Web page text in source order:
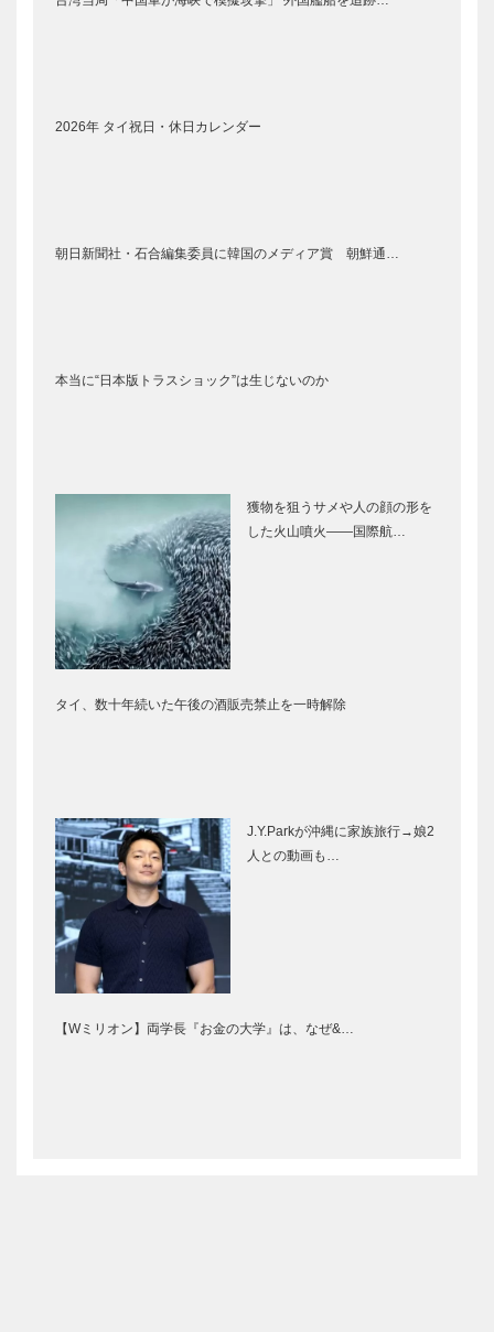
2026年 タイ祝日・休日カレンダー
朝日新聞社・石合編集委員に韓国のメディア賞 朝鮮通…
本当に“日本版トラスショック”は生じないのか
獲物を狙うサメや人の顔の形を
した火山噴火――国際航…
タイ、数十年続いた午後の酒販売禁止を一時解除
J.Y.Parkが沖縄に家族旅行→娘2
人との動画も…
【Wミリオン】両学長『お金の大学』は、なぜ&…